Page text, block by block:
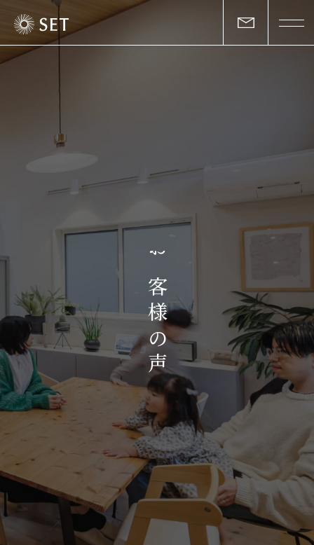
お
客
様
の
声
物件一覧
お客様の声
お知らせ・イベント
会社概要・アクセス
スタッフ紹介
プライバシーポリシー
賃貸管理サイトはこちら